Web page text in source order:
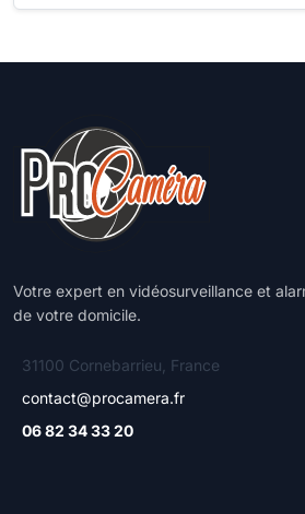
Votre expert en vidéosurveillance et
de votre domicile.
31100 Cornebarrieu, France
contact@procamera.fr
06 82 34 33 20